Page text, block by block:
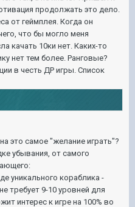
продолжать это дело.
от геймплея. Когда он
что бы могло меня
качать 10ки нет. Каких-то
нет тем более. Ранговые?
в честь ДР игры. Список
это самое "желание играть"?
убывания, от самого
уникального кораблика -
требует 9-10 уровней для
интерес к игре на 100% во